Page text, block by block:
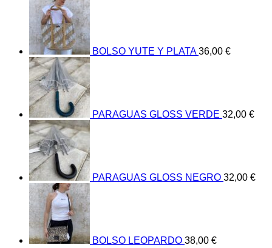
BOLSO YUTE Y PLATA 36,00 €
PARAGUAS GLOSS VERDE 32,00 €
PARAGUAS GLOSS NEGRO 32,00 €
BOLSO LEOPARDO 38,00 €